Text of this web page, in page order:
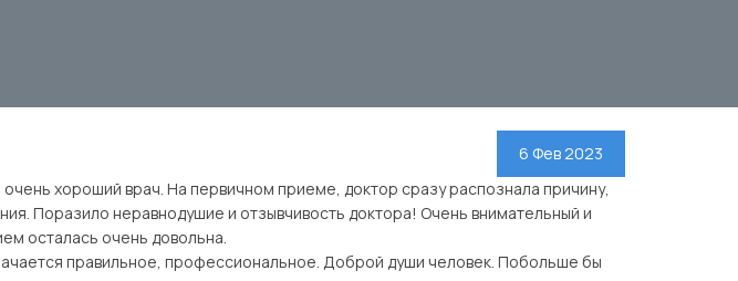
6 Фев 2023
хороший врач. На первичном приеме, доктор сразу распознала причину,
Поразило неравнодушие и отзывчивость доктора! Очень внимательный и
осталась очень довольна.
правильное, профессиональное. Доброй души человек. Побольше бы